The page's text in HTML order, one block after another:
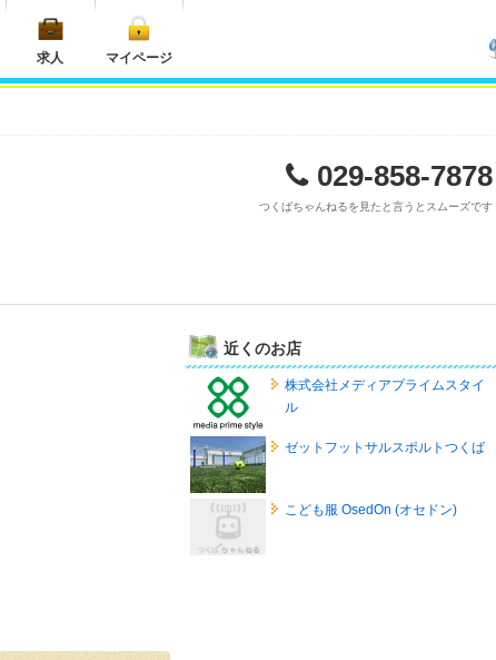
求人 マイページ
内
索
029-858-7878
つくばちゃんねるを見たと言うとスムーズです
近くのお店
株式会社メディアプライムスタイ
ル
ゼットフットサルスポルトつくば
こども服 OsedOn (オセドン)